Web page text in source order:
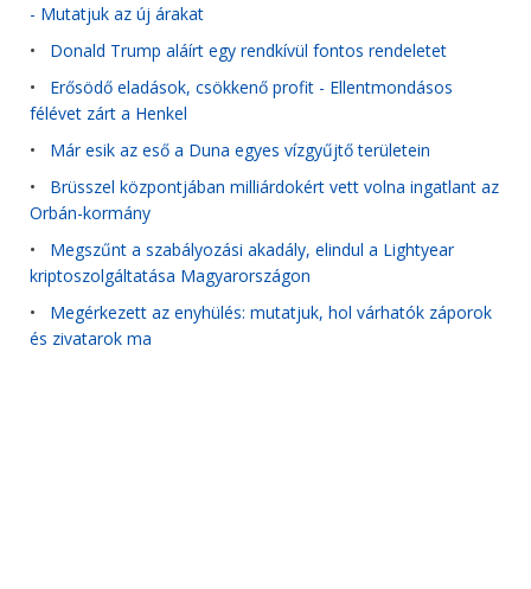
- Mutatjuk az új árakat
• Donald Trump aláírt egy rendkívül fontos rendeletet
• Erősödő eladások, csökkenő profit - Ellentmondásos
félévet zárt a Henkel
• Már esik az eső a Duna egyes vízgyűjtő területein
• Brüsszel központjában milliárdokért vett volna ingatlant az
Orbán-kormány
• Megszűnt a szabályozási akadály, elindul a Lightyear
kriptoszolgáltatása Magyarországon
• Megérkezett az enyhülés: mutatjuk, hol várhatók záporok
és zivatarok ma